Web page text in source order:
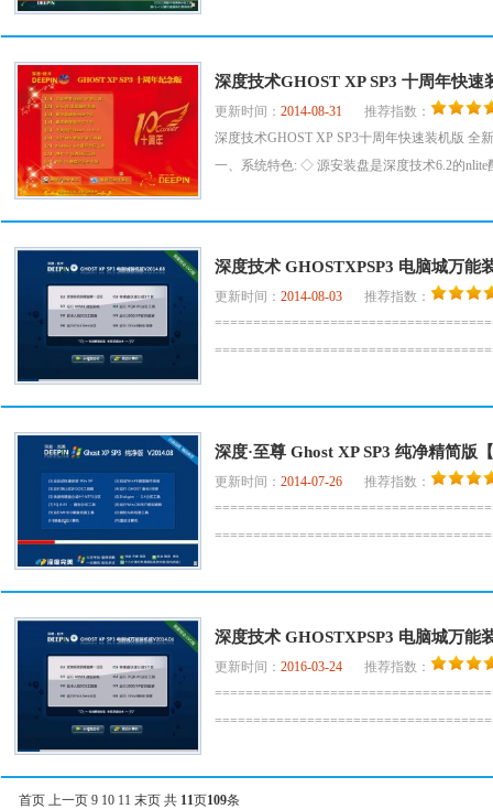
深度技术GHOST XP SP3 十周年快速
更新时间： 2014-08-31
推荐指数：
深度技术GHOST XP SP3十周年快速装机版 全
一、系统特色: ◇ 源安装盘是深度技术6.2的
深度技术 GHOSTXPSP3 电脑城万能
更新时间： 2014-08-03
推荐指数：
深度·至尊 Ghost XP SP3 纯净精简版
更新时间： 2014-07-26
推荐指数：
深度技术 GHOSTXPSP3 电脑城万能
更新时间： 2016-03-24
推荐指数：
首页 上一页 9 10 11 末页 共 11页109条